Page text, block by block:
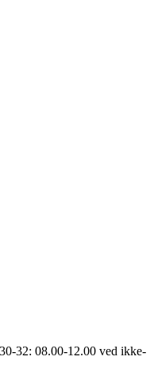
32: 08.00-12.00 ved ikke-